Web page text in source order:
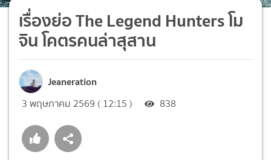
เรื่องย่อ The Legend Hunters โม
จิน โคตรคนล่าสุสาน
Jeaneration
3 พฤษภาคม 2569 ( 12:15 ) 838